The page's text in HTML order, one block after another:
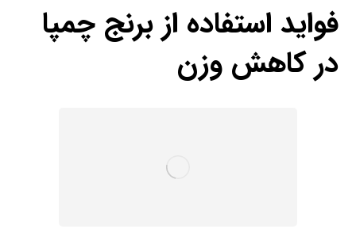
فواید استفاده از برنج چمپا
در کاهش وزن